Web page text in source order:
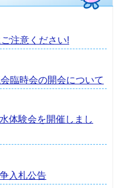
注意ください!
臨時会の開会について
体験会を開催しまし
入札公告